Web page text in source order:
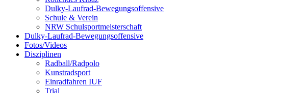
Dulky-Laufrad-Bewegungsoffensive
Schule & Verein
NRW Schulsportmeisterschaft
Dulky-Laufrad-Bewegungsoffensive
Fotos/Videos
Disziplinen
Radball/Radpolo
Kunstradsport
Einradfahren IUF
Trial